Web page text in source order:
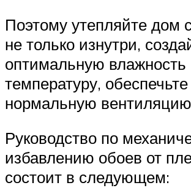
Поэтому утепляйте дом
не только изнутри,
оптимальную влажность
температуру, обеспечьте
нормальную
Руководство по
избавлению обоев от
состоит в следующем: